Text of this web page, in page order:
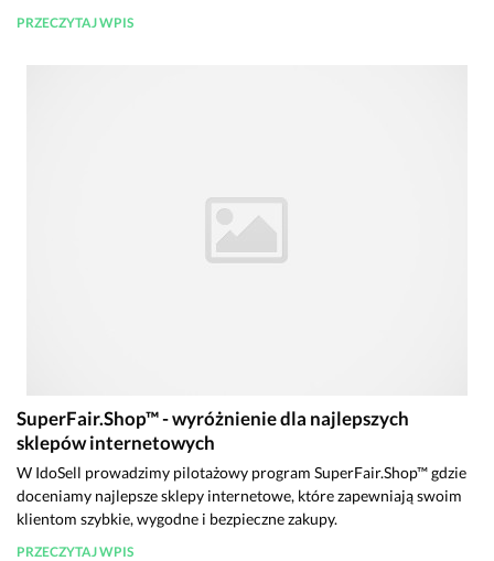
PRZECZYTAJ WPIS
SuperFair.Shop™ - wyróżnienie dla najlepszych
sklepów internetowych
W IdoSell prowadzimy pilotażowy program SuperFair.Shop™ gdzie
doceniamy najlepsze sklepy internetowe, które zapewniają swoim
klientom szybkie, wygodne i bezpieczne zakupy.
PRZECZYTAJ WPIS